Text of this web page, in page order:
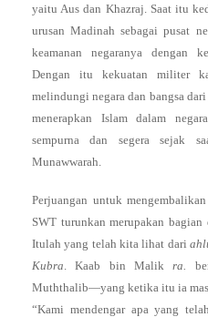
yaitu Aus dan Khazraj. Saat itu
urusan Madinah sebagai pusat
keamanan negaranya dengan
Dengan itu kekuatan militer
melindungi negara dan bangsa
menerapkan Islam dalam
sempurna dan segera sejak
Munawwarah.
Perjuangan untuk
SWT turunkan merupakan bagian
Itulah yang telah kita lihat dari
Kubra . Kaab bin Malikra.
Muththalib—yang ketika itu ia
“Kami mendengar apa yang